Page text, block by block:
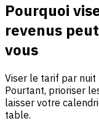
Pourquoi
revenus
vous
Viser le tarif par
Pourtant, prioriser
laisser votre
table.